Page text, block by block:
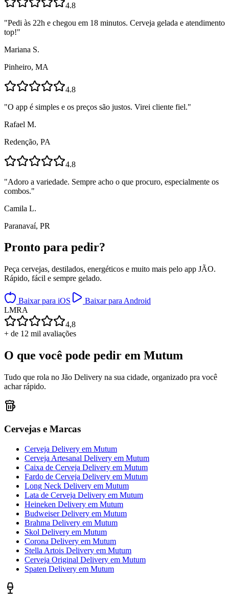
4.8
"Pedi às 22h e chegou em 18 minutos. Cerveja gelada e atendimento
top!"
Mariana S.
Pinheiro, MA
4.8
"O app é simples e os preços são justos. Virei cliente fiel."
Rafael M.
Redenção, PA
4.8
"Adoro a variedade. Sempre acho o que procuro, especialmente os
combos."
Camila L.
Paranavaí, PR
Pronto para pedir?
Peça cervejas, destilados, energéticos e muito mais pelo app JÃO.
Rápido, fácil e sempre gelado.
Baixar para iOS
Baixar para Android
LMRA
4,8
+ de 12 mil avaliações
O que você pode pedir em Mutum
Tudo que rola no Jão Delivery na sua cidade, organizado pra você
achar rápido.
Cervejas e Marcas
Cerveja Delivery em Mutum
Cerveja Artesanal Delivery em Mutum
Caixa de Cerveja Delivery em Mutum
Fardo de Cerveja Delivery em Mutum
Long Neck Delivery em Mutum
Lata de Cerveja Delivery em Mutum
Heineken Delivery em Mutum
Budweiser Delivery em Mutum
Brahma Delivery em Mutum
Skol Delivery em Mutum
Corona Delivery em Mutum
Stella Artois Delivery em Mutum
Cerveja Original Delivery em Mutum
Spaten Delivery em Mutum